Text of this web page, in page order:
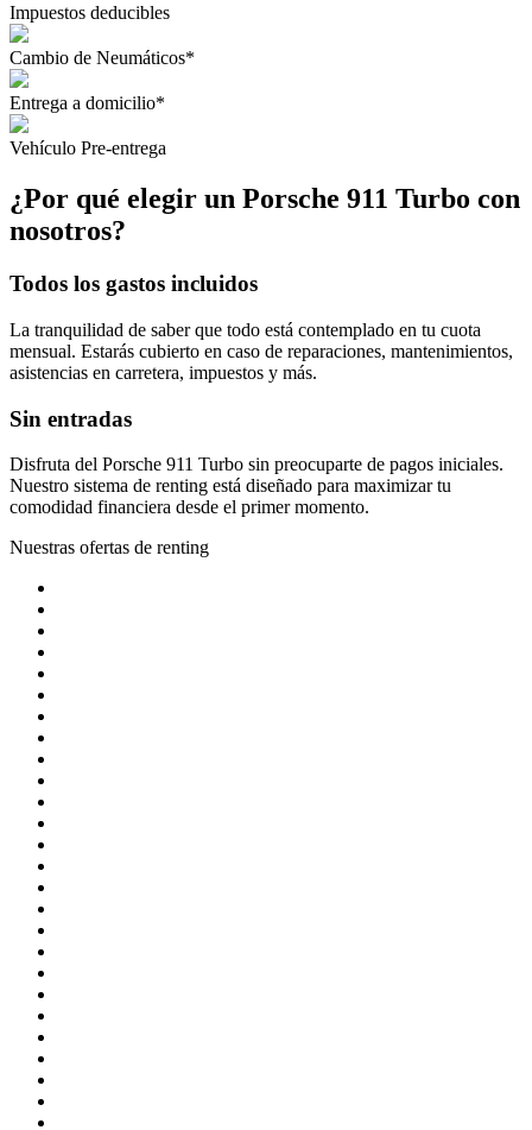
Impuestos deducibles
Cambio de Neumáticos*
Entrega a domicilio*
Vehículo Pre-entrega
¿Por qué elegir un Porsche 911 Turbo con
nosotros?
Todos los gastos incluidos
La tranquilidad de saber que todo está contemplado en tu cuota
mensual. Estarás cubierto en caso de reparaciones, mantenimientos,
asistencias en carretera, impuestos y más.
Sin entradas
Disfruta del Porsche 911 Turbo sin preocuparte de pagos iniciales.
Nuestro sistema de renting está diseñado para maximizar tu
comodidad financiera desde el primer momento.
Nuestras ofertas de renting